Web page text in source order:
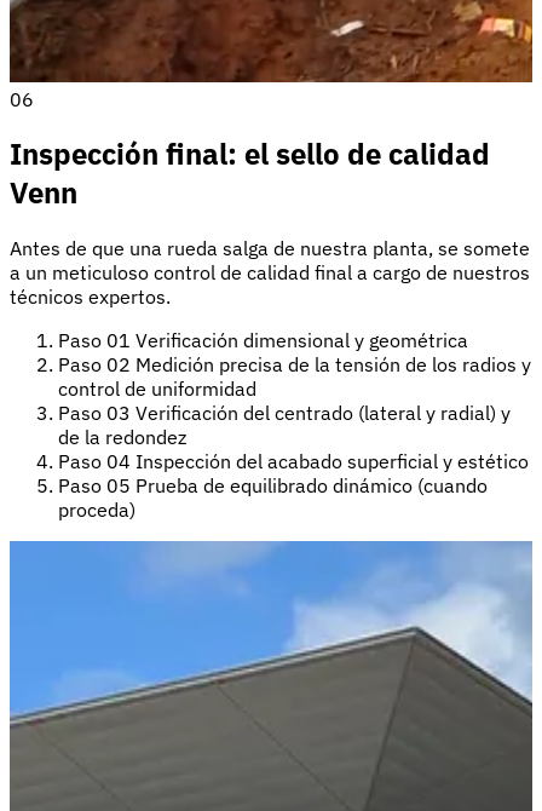
06
Inspección final: el sello de calidad
Venn
Antes de que una rueda salga de nuestra planta, se somete
a un meticuloso control de calidad final a cargo de nuestros
técnicos expertos.
Paso 01 Verificación dimensional y geométrica
Paso 02 Medición precisa de la tensión de los radios y
control de uniformidad
Paso 03 Verificación del centrado (lateral y radial) y
de la redondez
Paso 04 Inspección del acabado superficial y estético
Paso 05 Prueba de equilibrado dinámico (cuando
proceda)